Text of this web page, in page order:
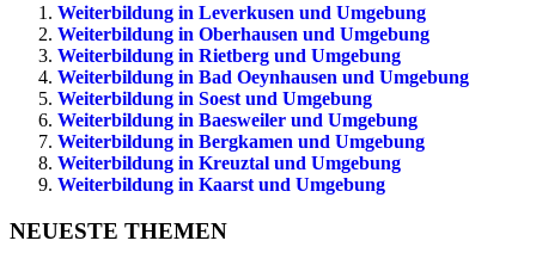
Weiterbildung in Leverkusen und Umgebung
Weiterbildung in Oberhausen und Umgebung
Weiterbildung in Rietberg und Umgebung
Weiterbildung in Bad Oeynhausen und Umgebung
Weiterbildung in Soest und Umgebung
Weiterbildung in Baesweiler und Umgebung
Weiterbildung in Bergkamen und Umgebung
Weiterbildung in Kreuztal und Umgebung
Weiterbildung in Kaarst und Umgebung
NEUESTE THEMEN